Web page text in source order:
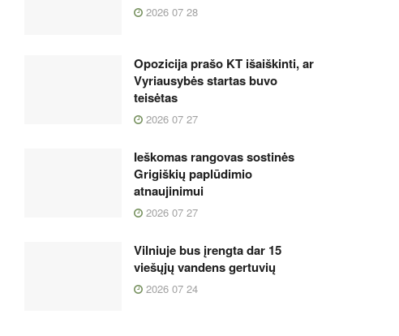
2026 07 28
Opozicija prašo KT išaiškinti, ar
Vyriausybės startas buvo
teisėtas
2026 07 27
Ieškomas rangovas sostinės
Grigiškių paplūdimio
atnaujinimui
2026 07 27
Vilniuje bus įrengta dar 15
viešųjų vandens gertuvių
2026 07 24